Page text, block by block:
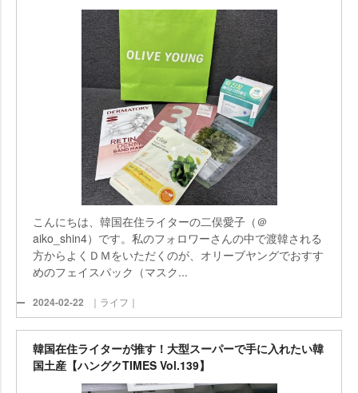
こんにちは、韓国在住ライターの二俣愛子（＠
aiko_shin4）です。私のフォロワーさんの中で渡韓される
方からよくＤＭをいただくのが、オリーブヤングでおすす
めのフェイスパック（マスク...
2024-02-22 ｜ライフ｜
韓国在住ライターが推す！大型スーパーで手に入れたい韓
国土産【ハングクTIMES Vol.139】